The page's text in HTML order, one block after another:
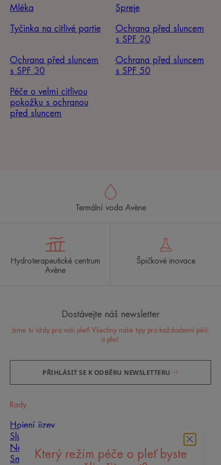
Mléka Spreje
Tyčinka na citlivé partie
Ochrana před sluncem
s SPF 20
Ochrana před sluncem
s SPF 30
Ochrana před sluncem
s SPF 50
Péče o velmi citlivou
pokožku s ochranou
před sluncem
Který režim péče o pleť byste
Termální voda Avène
Hydroterapeutické centrum
Avène
Špičkové inovace
Dostávejte náš newsletter
Jsme tu vždy pro vaši pleť! Všechny naše tipy pro každodenní péči
o pleť.
PŘIHLÁSIT SE K ODBĚRU NEWSLETTERU
Rady
Hojení jizev
Slunce
Nedokonalosti pleti
Smíšená pleť